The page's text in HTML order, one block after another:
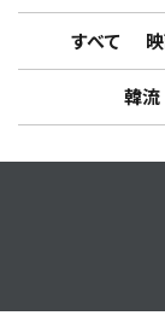
すべて
韓流